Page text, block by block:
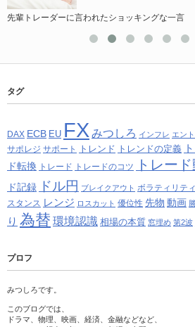
先輩トレーダーに言われたショッキングな一言
タグ
DAX ECB EU FX みつしろ インフレ エン
サポレジ サポート トレンド トレンドの定義
ド転換 トレード トレードのコツ トレー
ド記録 ドル円 ブレイクアウト ボラティリティ
スタンス レンジ ロスカット 優位性 先物 動画
り 為替 環境認識 相場の本質 窓埋め 第2波
プロフ
みつしろです。
このブログでは、
ドラマ、物理、映画、経済、金融などなど、